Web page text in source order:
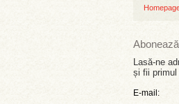
Lasă-ne
și fii primul
E-mail: